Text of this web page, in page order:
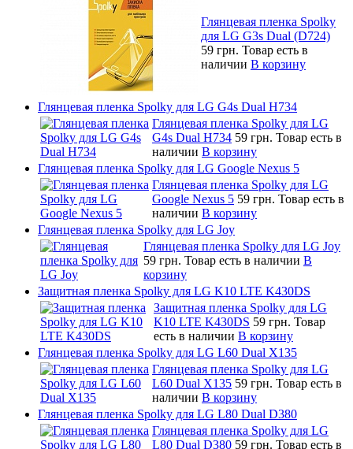
Глянцевая пленка Spolky
для LG G3s Dual (D724)
59 грн. Товар есть в
наличии В корзину
Глянцевая пленка Spolky для LG G4s Dual H734
Глянцевая пленка Spolky для LG
G4s Dual H734 59 грн. Товар есть в
наличии В корзину
Глянцевая пленка Spolky для LG Google Nexus 5
Глянцевая пленка Spolky для LG
Google Nexus 5 59 грн. Товар есть в
наличии В корзину
Глянцевая пленка Spolky для LG Joy
Глянцевая пленка Spolky для LG Joy
59 грн. Товар есть в наличии В
корзину
Защитная пленка Spolky для LG K10 LTE K430DS
Защитная пленка Spolky для LG
K10 LTE K430DS 59 грн. Товар
есть в наличии В корзину
Глянцевая пленка Spolky для LG L60 Dual X135
Глянцевая пленка Spolky для LG
L60 Dual X135 59 грн. Товар есть в
наличии В корзину
Глянцевая пленка Spolky для LG L80 Dual D380
Глянцевая пленка Spolky для LG
L80 Dual D380 59 грн. Товар есть в